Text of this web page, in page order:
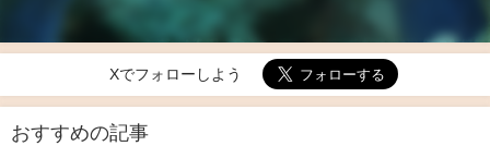
Xでフォローしよう
おすすめの記事